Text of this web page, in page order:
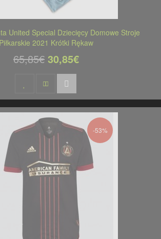
United Special Dziecięcy Domowe Stroje
Piłkarskie 2021 Krótki Rękaw
65,85€ 30,85€
-53%